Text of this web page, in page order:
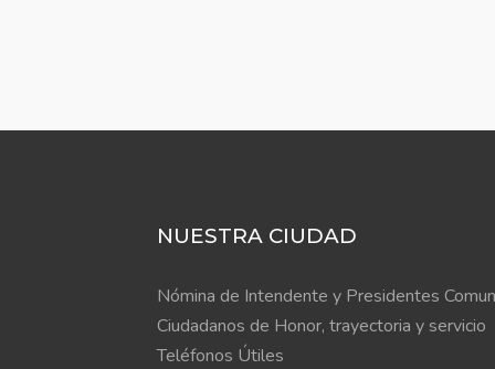
NUESTRA CIUDAD
Nómina de Intendente y Presidentes
Ciudadanos de Honor, trayectoria y servicio
Teléfonos Útiles